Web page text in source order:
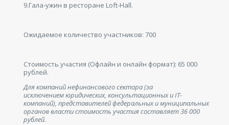
9.Гала-ужин в ресторане Loft-Hall.
Ожидаемое количество участников: 700
Стоимость участия (Офлайн и онлайн формат): 65 000
рублей.
Для компаний нефинансового сектора (за
исключением юридических, консультационных и IT-
компаний), представителей федеральных и муниципальных
органов власти стоимость участия составляет 36 000
рублей.